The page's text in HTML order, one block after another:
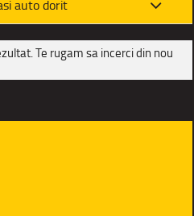
auto dorit
Te rugam sa incerci din nou